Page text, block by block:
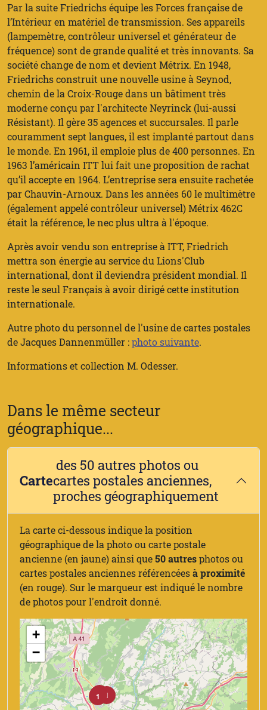
Par la suite Friedrichs équipe les Forces française de
l’Intérieur en matériel de transmission. Ses appareils
(lampemètre, contrôleur universel et générateur de
fréquence) sont de grande qualité et très innovants. Sa
société change de nom et devient Métrix. En 1948,
Friedrichs construit une nouvelle usine à Seynod,
chemin de la Croix-Rouge dans un bâtiment très
moderne conçu par l'architecte Neyrinck (lui-aussi
Résistant). Il gère 35 agences et succursales. Il parle
couramment sept langues, il est implanté partout dans
le monde. En 1961, il emploie plus de 400 personnes. En
1963 l’américain ITT lui fait une proposition de rachat
qu’il accepte en 1964. L’entreprise sera ensuite rachetée
par Chauvin-Arnoux. Dans les années 60 le multimètre
(également appelé contrôleur universel) Métrix 462C
était la référence, le nec plus ultra à l'époque.
Après avoir vendu son entreprise à ITT, Friedrich
mettra son énergie au service du Lions'Club
international, dont il deviendra président mondial. Il
reste le seul Français à avoir dirigé cette institution
internationale.
Autre photo du personnel de l'usine de cartes postales
de Jacques Dannenmüller :photo suivante.
Informations et collection M. Odesser.
Dans le même secteur
géographique...
Carte
des 50 autres photos ou
cartes postales anciennes,
proches géographiquement
La carte ci-dessous indique la position
géographique de la photo ou carte postale
ancienne (en jaune) ainsi que50 autresphotos ou
cartes postales anciennes référencéesà proximité
(en rouge). Sur le marqueur est indiqué le nombre
de photos pour l'endroit donné.
1 1
2
38
+
−